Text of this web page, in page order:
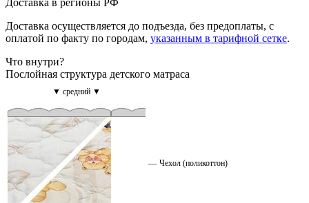
Доставка осуществляется до подъезда, без предоплаты, с
оплатой по факту по городам, указанным в тарифной сетке.
Что внутри?
Послойная структура детского матраса
▼ средний ▼
— Чехол (поликоттон)